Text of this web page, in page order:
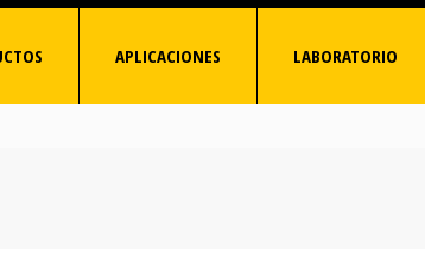
APLICACIONES LABORATORIO